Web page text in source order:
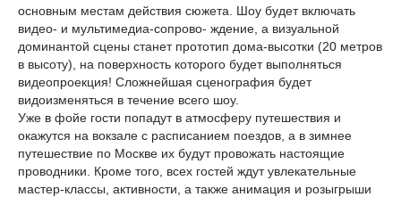
основным местам действия сюжета. Шоу будет включать
видео- и мультимедиа-сопрово- ждение, а визуальной
доминантой сцены станет прототип дома-высотки (20 метров
в высоту), на поверхность которого будет выполняться
видеопроекция! Сложнейшая сценография будет
видоизменяться в течение всего шоу.
Уже в фойе гости попадут в атмосферу путешествия и
окажутся на вокзале с расписанием поездов, а в зимнее
путешествие по Москве их будут провожать настоящие
проводники. Кроме того, всех гостей ждут увлекательные
мастер-классы, активности, а также анимация и розыгрыши